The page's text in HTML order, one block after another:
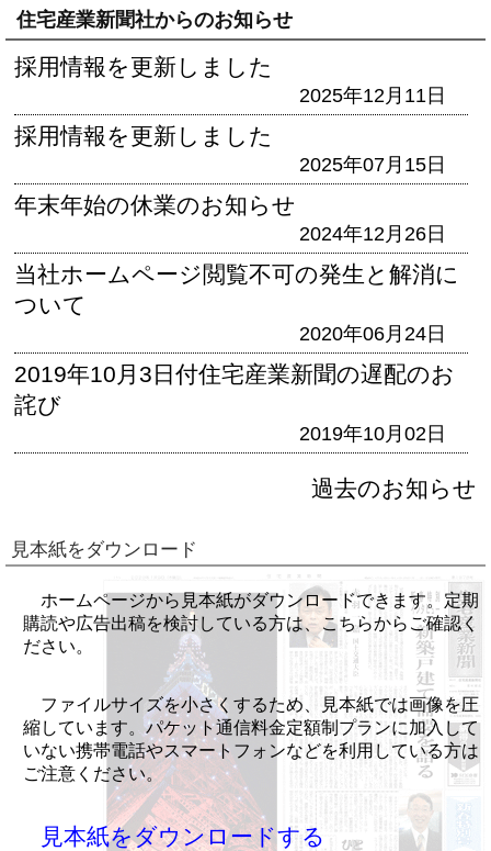
住宅産業新聞社からのお知らせ
採用情報を更新しました
2025年12月11日
採用情報を更新しました
2025年07月15日
年末年始の休業のお知らせ
2024年12月26日
当社ホームページ閲覧不可の発生と解消に
ついて
2020年06月24日
2019年10月3日付住宅産業新聞の遅配のお
詫び
2019年10月02日
過去のお知らせ
見本紙をダウンロード
ホームページから見本紙がダウンロードできます。定期
購読や広告出稿を検討している方は、こちらからご確認く
ださい。
ファイルサイズを小さくするため、見本紙では画像を圧
縮しています。パケット通信料金定額制プランに加入して
いない携帯電話やスマートフォンなどを利用している方は
ご注意ください。
見本紙をダウンロードする